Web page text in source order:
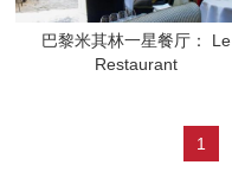
巴黎米其林一星餐厅： Le
Restaurant
1